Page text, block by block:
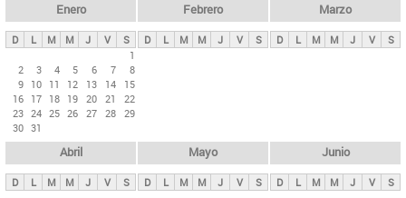
ds
p
n
c
i
p
Enero
D L M M J V
S
1
2
3 4 5 6 7
8
9 10 11 12 13 14
15
16 17 18 19 20 21
22
23 24 25 26 27 28 29
30 31
Febrero
D L M M J V S
Marzo
D L M M J V S
Abril
D L M M J V S
Mayo
D L M M J V S
Junio
D L M M J V S